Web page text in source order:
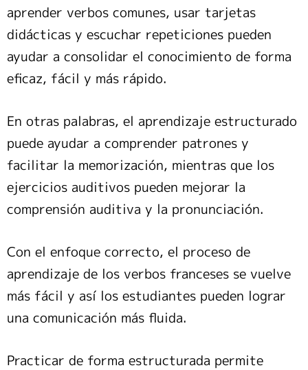
aprender verbos comunes, usar tarjetas
didácticas y escuchar repeticiones pueden
ayudar a consolidar el conocimiento de forma
eficaz, fácil y más rápido.
En otras palabras, el aprendizaje estructurado
puede ayudar a comprender patrones y
facilitar la memorización, mientras que los
ejercicios auditivos pueden mejorar la
comprensión auditiva y la pronunciación.
Con el enfoque correcto, el proceso de
aprendizaje de los verbos franceses se vuelve
más fácil y así los estudiantes pueden lograr
una comunicación más fluida.
Practicar de forma estructurada permite